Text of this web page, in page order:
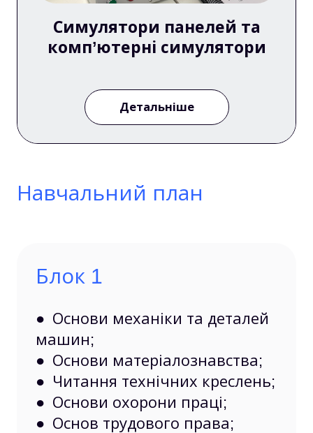
Симулятори панелей та
комп’ютерні симулятори
Детальніше
Навчальний план
Блок 1
● Основи механіки та деталей
машин;
● Основи матеріалознавства;
● Читання технічних креслень;
● Основи охорони праці;
● Основ трудового права;